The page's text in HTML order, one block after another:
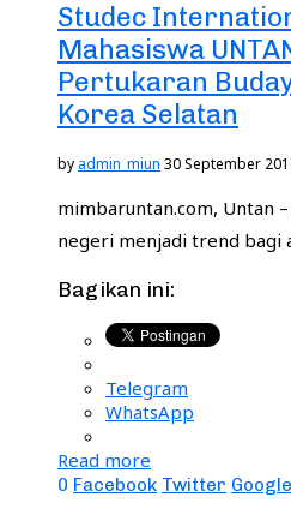
Studec
Mahasiswa
Pertukaran
Korea Selatan
by admin_miun 30 September
mimbaruntan.com, Untan
negeri menjadi trend bagi
Bagikan ini:
Telegram
WhatsApp
Read more
0 Facebook Twitter